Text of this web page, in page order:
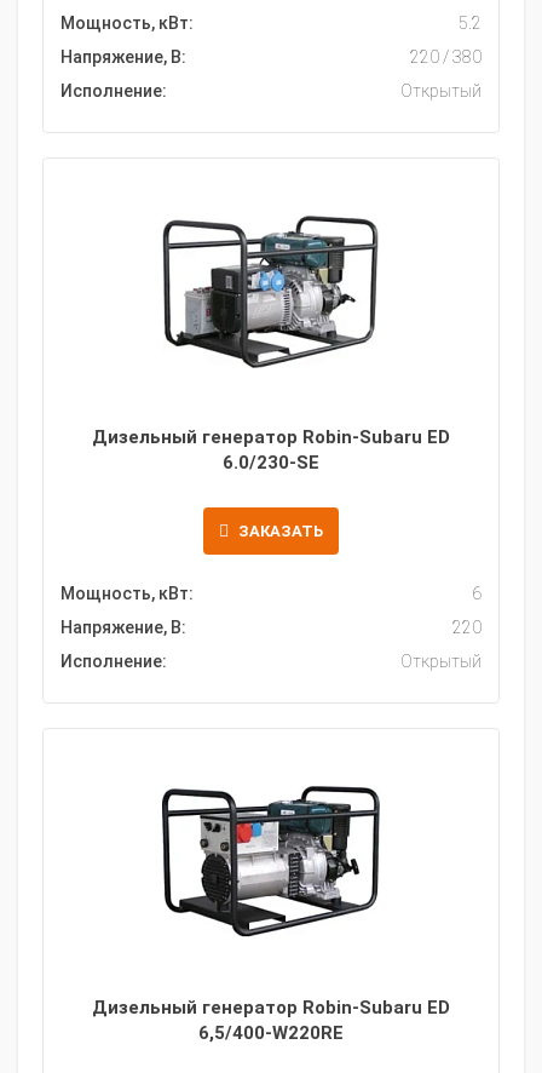
Мощность, кВт:
5.2
Напряжение, В:
220 / 380
Исполнение:
Открытый
Дизельный генератор Robin-Subaru ED
6.0/230-SE
ЗАКАЗАТЬ
Мощность, кВт:
6
Напряжение, В:
220
Исполнение:
Открытый
Дизельный генератор Robin-Subaru ED
6,5/400-W220RE